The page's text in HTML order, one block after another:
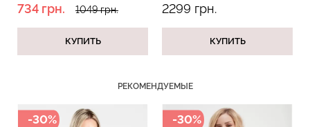
734 грн. 1049 грн.
КУПИТЬ
2299 грн.
КУПИТЬ
РЕКОМЕНДУЕМЫЕ
-30% -30%
Бесшовный топ с легкой
коррекцией BRA
SHAPEWEAR nude
(бежевый) Giulia
Велосипедки с пуш-ап
эффектом бесшовные
TRACKS SHAPE black
(черный) Giulia
454 грн.